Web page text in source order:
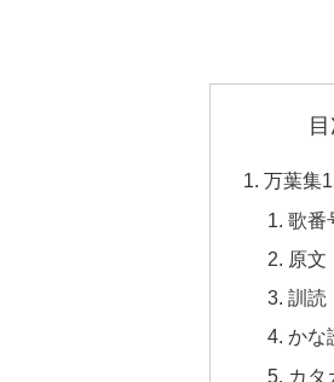
万葉集
歌番
原文
訓読
かな
カタ